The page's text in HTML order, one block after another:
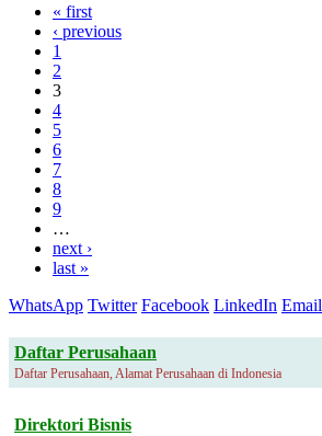
« first
‹ previous
1
2
3
4
5
6
7
8
9
…
next ›
last »
WhatsApp Twitter Facebook LinkedIn Email
Daftar Perusahaan
Daftar Perusahaan, Alamat Perusahaan di Indonesia
Direktori Bisnis